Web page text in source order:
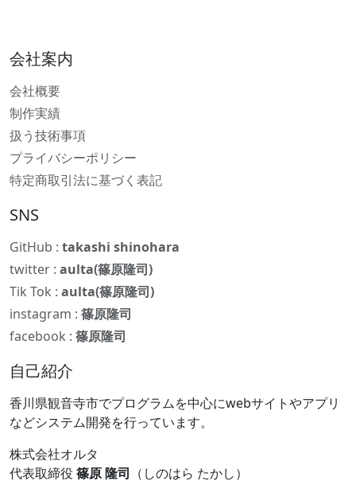
会社案内
会社概要
制作実績
扱う技術事項
プライバシーポリシー
特定商取引法に基づく表記
SNS
GitHub : takashi shinohara
twitter : aulta(篠原隆司)
Tik Tok : aulta(篠原隆司)
instagram : 篠原隆司
facebook : 篠原隆司
自己紹介
香川県観音寺市でプログラムを中心にwebサイトやアプリ
などシステム開発を行っています。
株式会社オルタ
代表取締役 篠原 隆司 （しのはら たかし）